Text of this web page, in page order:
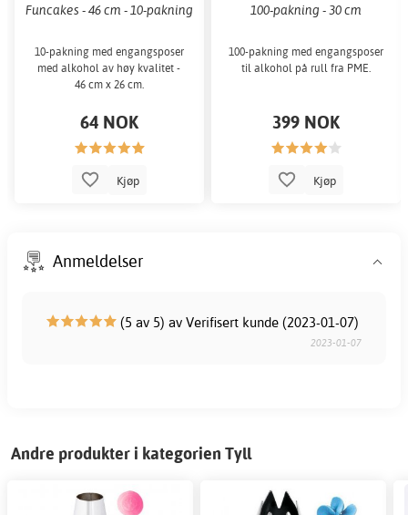
Funcakes - 46 cm - 10-pakning
10-pakning med engangsposer
med alkohol av høy kvalitet -
46 cm x 26 cm.
64 NOK
Kjøp
100-pakning - 30 cm
100-pakning med engangsposer
til alkohol på rull fra PME.
399 NOK
Kjøp
Anmeldelser
(5 av 5) av Verifisert kunde (2023-01-07)
2023-01-07
Andre produkter i kategorien Tyll